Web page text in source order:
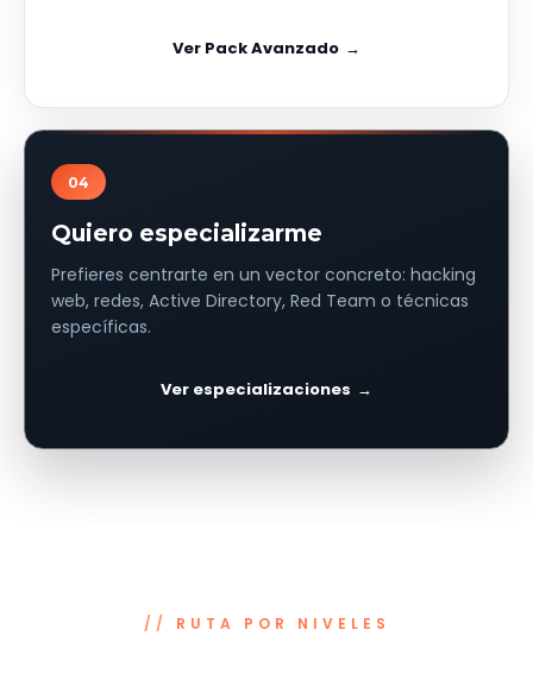
Ver Pack Avanzado
04
Quiero especializarme
Prefieres centrarte en un vector concreto: hacking
web, redes, Active Directory, Red Team o técnicas
específicas.
Ver especializaciones
RUTA POR NIVELES